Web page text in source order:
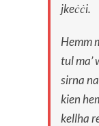
jkeċċi.
Hemm
tul ma’
sirna
kien
kellha